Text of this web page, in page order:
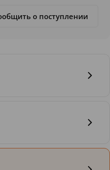
о поступлении